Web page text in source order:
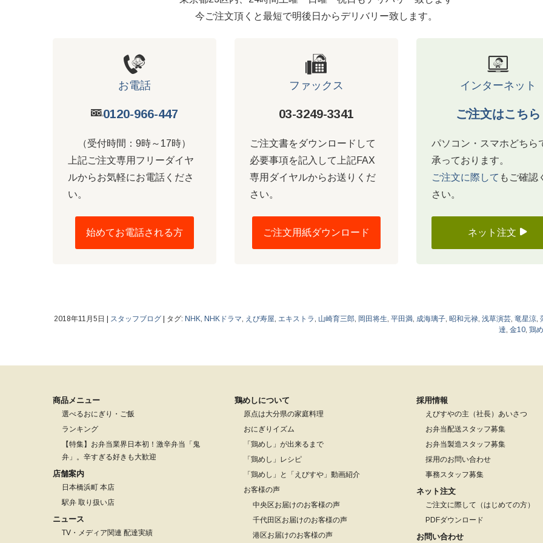
今ご注文頂くと最短で明後日からデリバリー致します。
お電話
0120-966-447
（受付時間：9時～17時）
上記ご注文専用フリーダイヤ
ルからお気軽にお電話くださ
い。
始めてお電話される方
ファックス
03-3249-3341
ご注文書をダウンロードして
必要事項を記入して上記FAX
専用ダイヤルからお送りくだ
さい。
ご注文用紙ダウンロード
インターネット
ご注文はこちら
パソコン・スマホどちら
承っております。
ご注文に際して もご確認
さい。
ネット注文
2018年11月5日 | スタッフブログ | タグ: NHK NHKドラマ えび寿屋 エキストラ 山崎育三郎 岡田将生 平田満 成海璃子 昭和元禄 浅草演芸 竜星涼
達 金10 鶏
商品メニュー
選べるおにぎり・ご飯
ランキング
【特集】お弁当業界日本初！激辛弁当「鬼
弁」。辛すぎる好きも大歓迎
店舗案内
日本橋浜町 本店
駅弁 取り扱い店
ニュース
TV・メディア関連 配達実績
鶏めしについて
原点は大分県の家庭料理
おにぎりイズム
「鶏めし」が出来るまで
「鶏めし」レシピ
「鶏めし」と「えびすや」動画紹介
お客様の声
中央区お届けのお客様の声
千代田区お届けのお客様の声
港区お届けのお客様の声
採用情報
えびすやの主（社長）あいさつ
お弁当配送スタッフ募集
お弁当製造スタッフ募集
採用のお問い合わせ
事務スタッフ募集
ネット注文
ご注文に際して（はじめての方）
PDFダウンロード
お問い合わせ